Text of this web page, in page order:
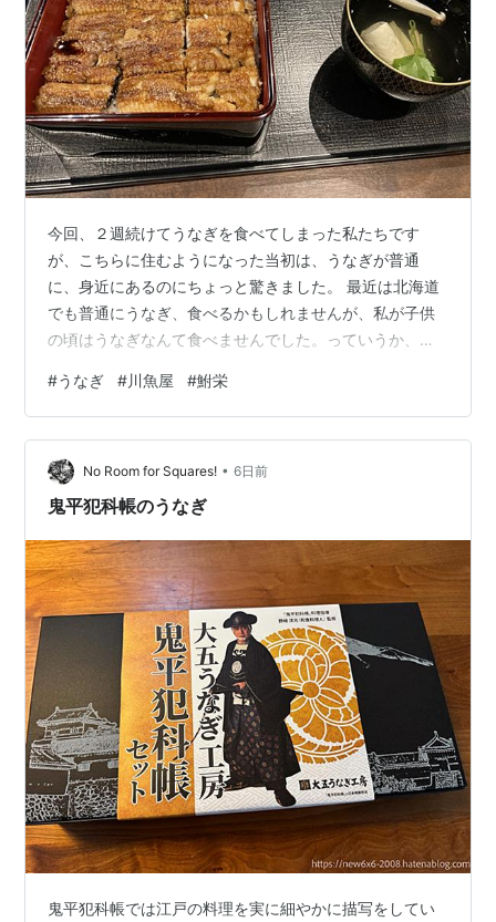
今回、２週続けてうなぎを食べてしまった私たちです
が、こちらに住むようになった当初は、うなぎが普通
に、身近にあるのにちょっと驚きました。 最近は北海道
でも普通にうなぎ、食べるかもしれませんが、私が子供
の頃はうなぎなんて食べませんでした。っていうか、う
思う。 もちろん、こちらでもうなぎは高級で、普段、普
通に食べるものではないかもしれませんが、北海道の場
合（昔は）、高級とかの理由ではなく食べる習慣がなか
ったと思う。 同じ高級な食べ物でも、お寿司はあった
し、お寿司屋さんもありましたが。 京都市内や宇治は海
#うなぎ #川魚屋 #鮒栄
No Room for Squares! • 6日前
鬼平犯科帳のうなぎ
鬼平犯科帳では江戸の料理を実に細やかに描写をしてい